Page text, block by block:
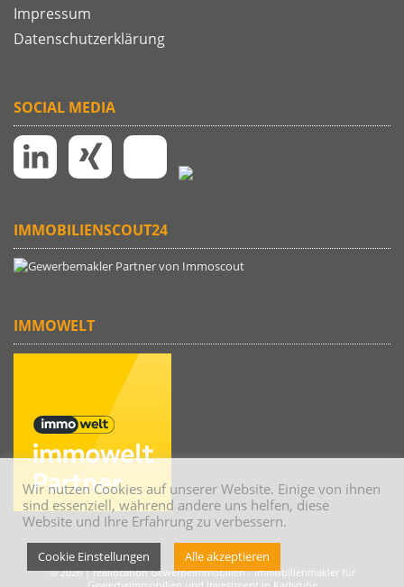
Impressum
Datenschutzerklärung
SOCIAL MEDIA
IMMOBILIENSCOUT24
IMMOWELT
© 2026 | reallocation Gewerbeimmobilien - Immobilienmakler für
Wir nutzen Cookies auf unserer Website. Einige von ihnen
sind essenziell, während andere uns helfen, diese
Website und Ihre Erfahrung zu verbessern.
Cookie Einstellungen Alle akzeptieren